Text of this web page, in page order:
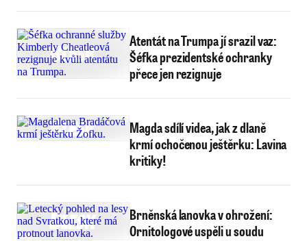
Atentát na Trumpa jí srazil vaz:
Šéfka prezidentské ochranky
přece jen rezignuje
Magda sdílí videa, jak z dlaně
krmí ochočenou ještěrku: Lavina
kritiky!
Brněnská lanovka v ohrožení:
Ornitologové uspěli u soudu